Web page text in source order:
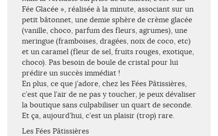
Fée Glacée », réalisée à la minute, associant sur un
petit bâtonnet, une demie sphère de crème glacée
(vanille, choco, parfum des fleurs, agrumes), une
meringue (framboises, dragées, noix de coco, etc)
et un caramel (fleur de sel, fruits rouges, exotique,
choco). Pas besoin de boule de cristal pour lui
prédire un succès immédiat !
En plus, ce que j’adore, chez les Fées Pâtissières,
c’est que l’air de ne pas y toucher, je peux dévaliser
la boutique sans culpabiliser un quart de seconde.
Et ça, aujourd’hui, c’est un plaisir (trop) rare.
Les Fées Pâtissières